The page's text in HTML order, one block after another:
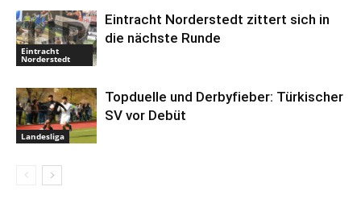
Eintracht
Norderstedt
Eintracht Norderstedt zittert sich in
die nächste Runde
Landesliga
Topduelle und Derbyfieber: Türkischer
SV vor Debüt